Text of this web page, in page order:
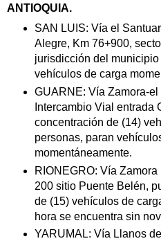
ANTIOQUIA.
SAN LUIS: Vía el
Alegre, Km 76+900,
jurisdicción del
vehículos de carga
GUARNE: Vía Zamora-
Intercambio Vial entrada
concentración de (14)
personas, paran
momentáneamente.
RIONEGRO: Vía
200 sitio Puente Belén,
de (15) vehículos de
hora se encuentra sin
YARUMAL: Vía Llanos